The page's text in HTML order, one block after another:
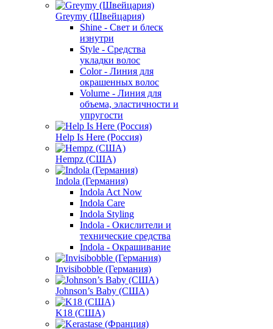
Greymy (Швейцария)
Shine - Свет и блеск
изнутри
Style - Средства
укладки волос
Color - Линия для
окрашенных волос
Volume - Линия для
объема, эластичности и
упругости
Help Is Here (Россия)
Hempz (США)
Indola (Германия)
Indola Act Now
Indola Care
Indola Styling
Indola - Окислители и
технические средства
Indola - Окрашивание
Invisibobble (Германия)
Johnson’s Baby (США)
K18 (США)